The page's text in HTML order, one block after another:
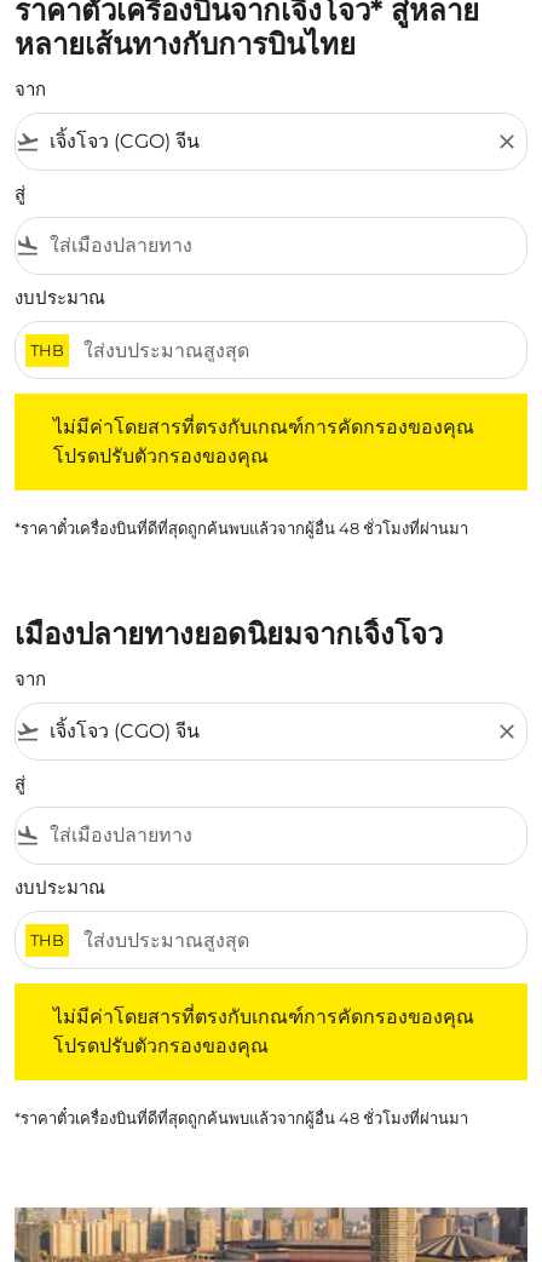
ราคาตั๋วเครื่องบินจากเจิ้งโจว* สู่หลาย
หลายเส้นทางกับการบินไทย
จาก
flight_takeoff close
สู่
flight_land
งบประมาณ
THB
ไม่มีค่าโดยสารที่ตรงกับเกณฑ์การคัดกรองของคุณ
โปรดปรับตัวกรองของคุณ
*ราคาตั๋วเครื่องบินที่ดีที่สุดถูกค้นพบแล้วจากผู้อื่น 48 ชั่วโมงที่ผ่านมา
เมืองปลายทางยอดนิยมจากเจิ้งโจว
จาก
flight_takeoff close
สู่
flight_land
งบประมาณ
THB
ไม่มีค่าโดยสารที่ตรงกับเกณฑ์การคัดกรองของคุณ
โปรดปรับตัวกรองของคุณ
*ราคาตั๋วเครื่องบินที่ดีที่สุดถูกค้นพบแล้วจากผู้อื่น 48 ชั่วโมงที่ผ่านมา